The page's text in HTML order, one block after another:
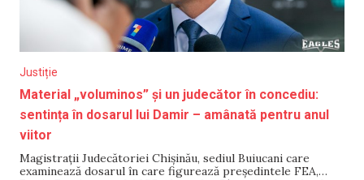
Justiție
Material „voluminos” și un judecător în concediu:
sentința în dosarul lui Damir – amânată pentru anul
viitor
Magistrații Judecătoriei Chișinău, sediul Buiucani care
examinează dosarul în care figurează președintele FEA,